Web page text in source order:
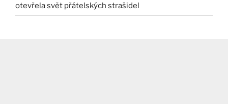
otevřela svět přátelských strašidel